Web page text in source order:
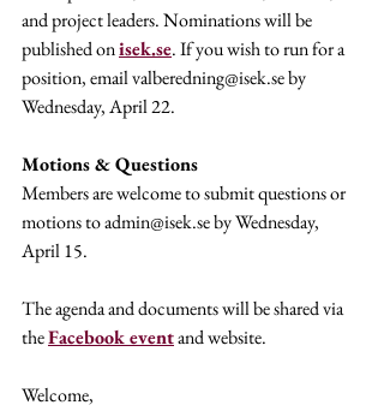
and project leaders. Nominations will be
published on isek.se. If you wish to run for a
position, email valberedning@isek.se by
Wednesday, April 22.
Motions & Questions
Members are welcome to submit questions or
motions to admin@isek.se by Wednesday,
April 15.
The agenda and documents will be shared via
the Facebook event and website.
Welcome,